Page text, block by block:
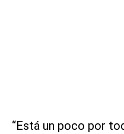
“Está un poco por